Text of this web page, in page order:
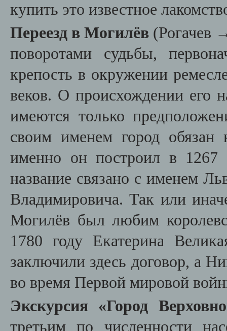
купить это известное
Переезд в Могилёв (Рогачев
поворотами судьбы,
крепость в окружении
веков. О происхождении его
имеются только
своим именем город
именно он построил в
название связано с именем
Владимировича. Так или
Могилёв был любим
1780 году Екатерина
заключили здесь договор, а
во время Первой мировой
Экскурсия «Город
третьим по численности